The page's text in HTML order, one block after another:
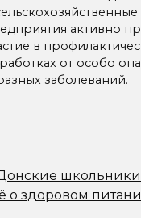
активно
в
от особо
заболеваний.